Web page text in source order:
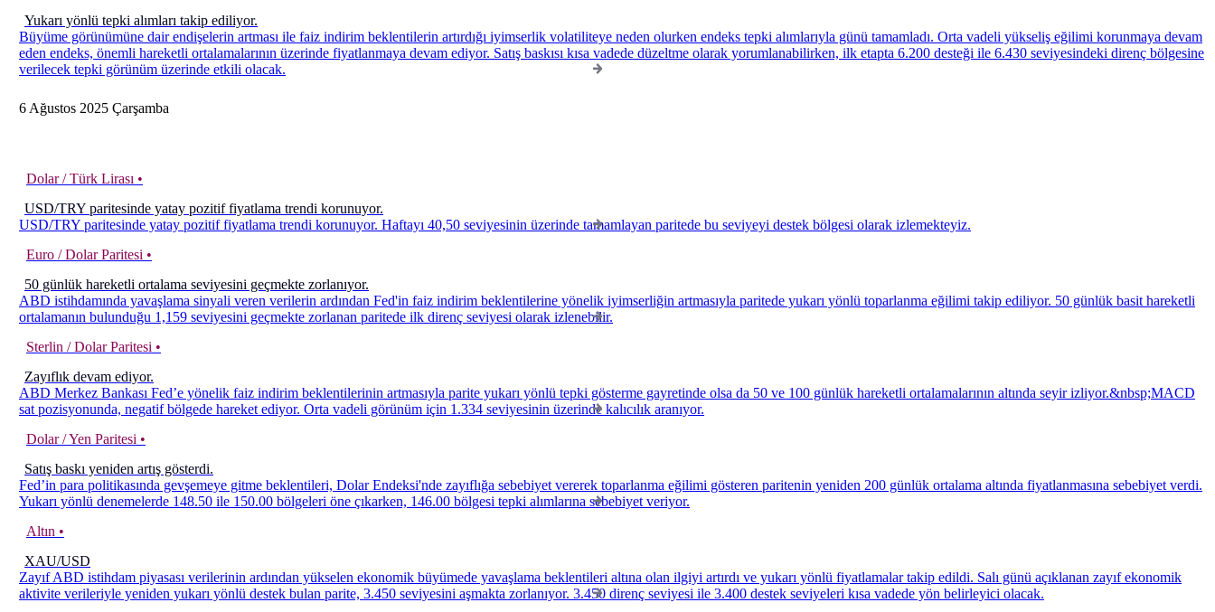
Yukarı yönlü tepki alımları takip ediliyor.
Büyüme görünümüne dair endişelerin artması ile faiz indirim beklentilerin artırdığı iyimserlik volatiliteye neden olurken endeks tepki alımlarıyla günü tamamladı. Orta vadeli yükseliş eğilimi korunmaya devam
eden endeks, önemli hareketli ortalamalarının üzerinde fiyatlanmaya devam ediyor. Satış baskısı kısa vadede düzeltme olarak yorumlanabilirken, ilk etapta 6.200 desteği ile 6.430 seviyesindeki direnç bölgesine
verilecek tepki görünüm üzerinde etkili olacak.
6Ağustos 2025 Çarşamba
Dolar / Türk Lirası •
USD/TRY paritesinde yatay pozitif fiyatlama trendi korunuyor.
USD/TRY paritesinde yatay pozitif fiyatlama trendi korunuyor. Haftayı 40,50 seviyesinin üzerinde tamamlayan paritede bu seviyeyi destek bölgesi olarak izlemekteyiz.
Euro / Dolar Paritesi •
50 günlük hareketli ortalama seviyesini geçmekte zorlanıyor.
ABD istihdamında yavaşlama sinyali veren verilerin ardından Fed'in faiz indirim beklentilerine yönelik iyimserliğin artmasıyla paritede yukarı yönlü toparlanma eğilimi takip ediliyor. 50 günlük basit hareketli
ortalamanın bulunduğu 1,159 seviyesini geçmekte zorlanan paritede ilk direnç seviyesi olarak izlenebilir.
Sterlin / Dolar Paritesi •
Zayıflık devam ediyor.
ABD Merkez Bankası Fed’e yönelik faiz indirim beklentilerinin artmasıyla parite yukarı yönlü tepki gösterme gayretinde olsa da 50 ve 100 günlük hareketli ortalamalarının altında seyir izliyor.&nbsp;MACD
sat pozisyonunda, negatif bölgede hareket ediyor. Orta vadeli görünüm için 1.334 seviyesinin üzerinde kalıcılık aranıyor.
Dolar / Yen Paritesi •
Satış baskı yeniden artış gösterdi.
Fed’in para politikasında gevşemeye gitme beklentileri, Dolar Endeksi'nde zayıflığa sebebiyet vererek toparlanma eğilimi gösteren paritenin yeniden 200 günlük ortalama altında fiyatlanmasına sebebiyet verdi.
Yukarı yönlü denemelerde 148.50 ile 150.00 bölgeleri öne çıkarken, 146.00 bölgesi tepki alımlarına sebebiyet veriyor.
Altın •
XAU/USD
Zayıf ABD istihdam piyasası verilerinin ardından yükselen ekonomik büyümede yavaşlama beklentileri altına olan ilgiyi artırdı ve yukarı yönlü fiyatlamalar takip edildi. Salı günü açıklanan zayıf ekonomik
aktivite verileriyle yeniden yukarı yönlü destek bulan parite, 3.450 seviyesini aşmakta zorlanıyor. 3.450 direnç seviyesi ile 3.400 destek seviyeleri kısa vadede yön belirleyici olacak.